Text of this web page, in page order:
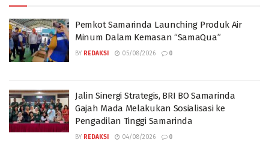
Pemkot Samarinda Launching Produk Air
Minum Dalam Kemasan “SamaQua”
BY REDAKSI 05/08/2026 0
Jalin Sinergi Strategis, BRI BO Samarinda
Gajah Mada Melakukan Sosialisasi ke
Pengadilan Tinggi Samarinda
BY REDAKSI 04/08/2026 0